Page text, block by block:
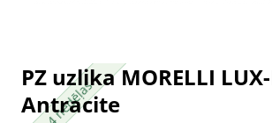
2-4 nedēļas
2-4 nedēļas
PZ uzlika MORELLI
Antracite